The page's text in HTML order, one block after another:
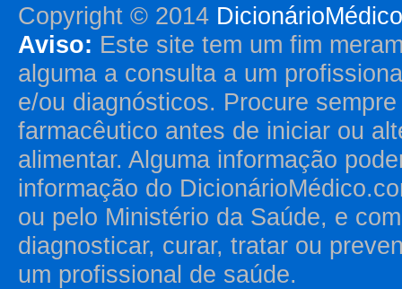
Copyright © 2014
Aviso: Este site tem um fim
alguma a consulta a um
e/ou diagnósticos. Procure
farmacêutico antes de iniciar ou
alimentar. Alguma informação
informação do
ou pelo Ministério da Saúde, e
diagnosticar, curar, tratar ou
um profissional de saúde.